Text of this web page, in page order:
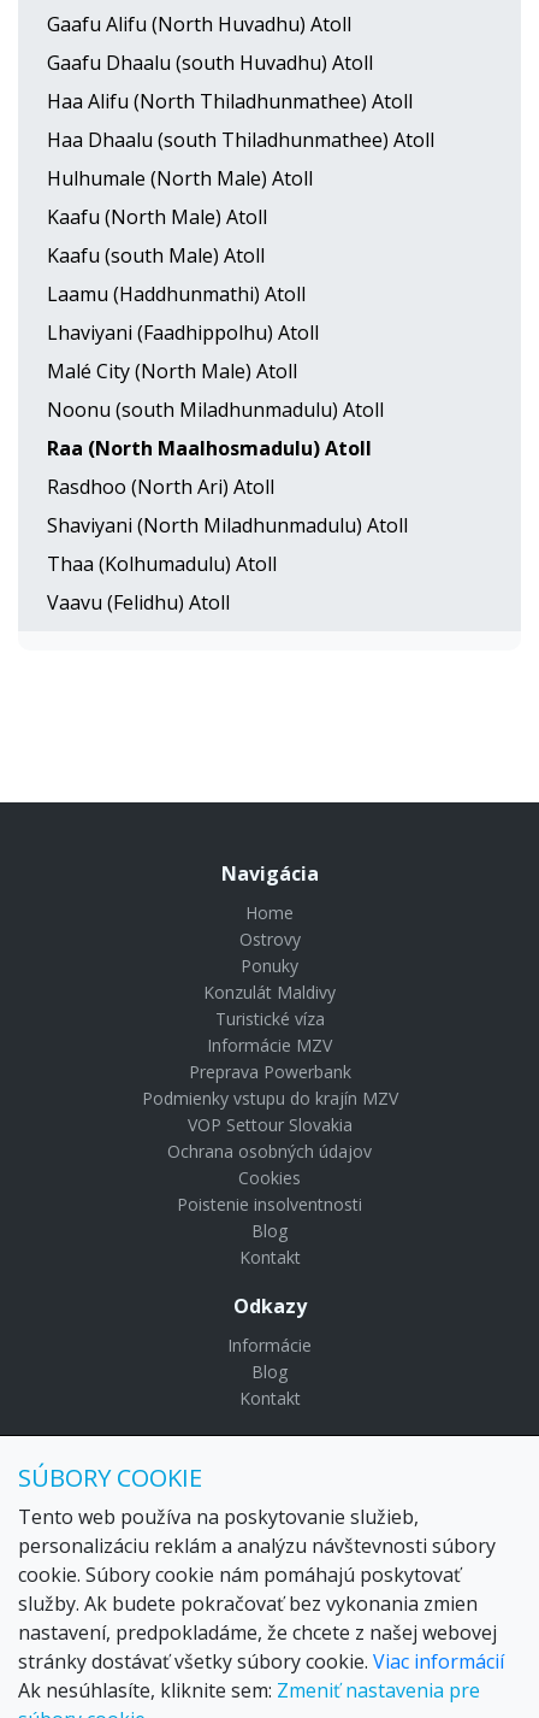
Gaafu Alifu (North Huvadhu) Atoll
Gaafu Dhaalu (south Huvadhu) Atoll
Haa Alifu (North Thiladhunmathee) Atoll
Haa Dhaalu (south Thiladhunmathee) Atoll
Hulhumale (North Male) Atoll
Kaafu (North Male) Atoll
Kaafu (south Male) Atoll
Laamu (Haddhunmathi) Atoll
Lhaviyani (Faadhippolhu) Atoll
Malé City (North Male) Atoll
Noonu (south Miladhunmadulu) Atoll
Raa (North Maalhosmadulu) Atoll
Rasdhoo (North Ari) Atoll
Shaviyani (North Miladhunmadulu) Atoll
Thaa (Kolhumadulu) Atoll
Vaavu (Felidhu) Atoll
Navigácia
Home
Ostrovy
Ponuky
Konzulát Maldivy
Turistické víza
Informácie MZV
Preprava Powerbank
Podmienky vstupu do krajín MZV
VOP Settour Slovakia
Ochrana osobných údajov
Cookies
Poistenie insolventnosti
Blog
Kontakt
Odkazy
Informácie
Blog
Kontakt
Maldivy.sk je značkou
Sídlo:Lazaretská 29, Bratislava 81109
Email:settour@settour.sk
Telefón: 02 529 279 17, 529 328 68-9
IČO: 36179825
IČ-DPH:SK2020057314
OR SRBratislava I. odd.: Sro, vložka: 29873/V
SÚBORY COOKIE
Tento web používa na poskytovanie služieb,
personalizáciu reklám a analýzu návštevnosti súbory
cookie. Súbory cookie nám pomáhajú poskytovať
služby. Ak budete pokračovať bez vykonania zmien
nastavení, predpokladáme, že chcete z našej webovej
stránky dostávať všetky súbory cookie. Viac informácií
Ak nesúhlasíte, kliknite sem: Zmeniť nastavenia pre